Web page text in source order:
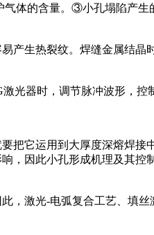
体的含量。③小孔塌陷产
生热裂纹。焊缝金属结晶
光器时，调节脉冲波形，控
它运用到大厚度深熔焊接
，因此小孔形成机理及其
激光-电弧复合工艺、填